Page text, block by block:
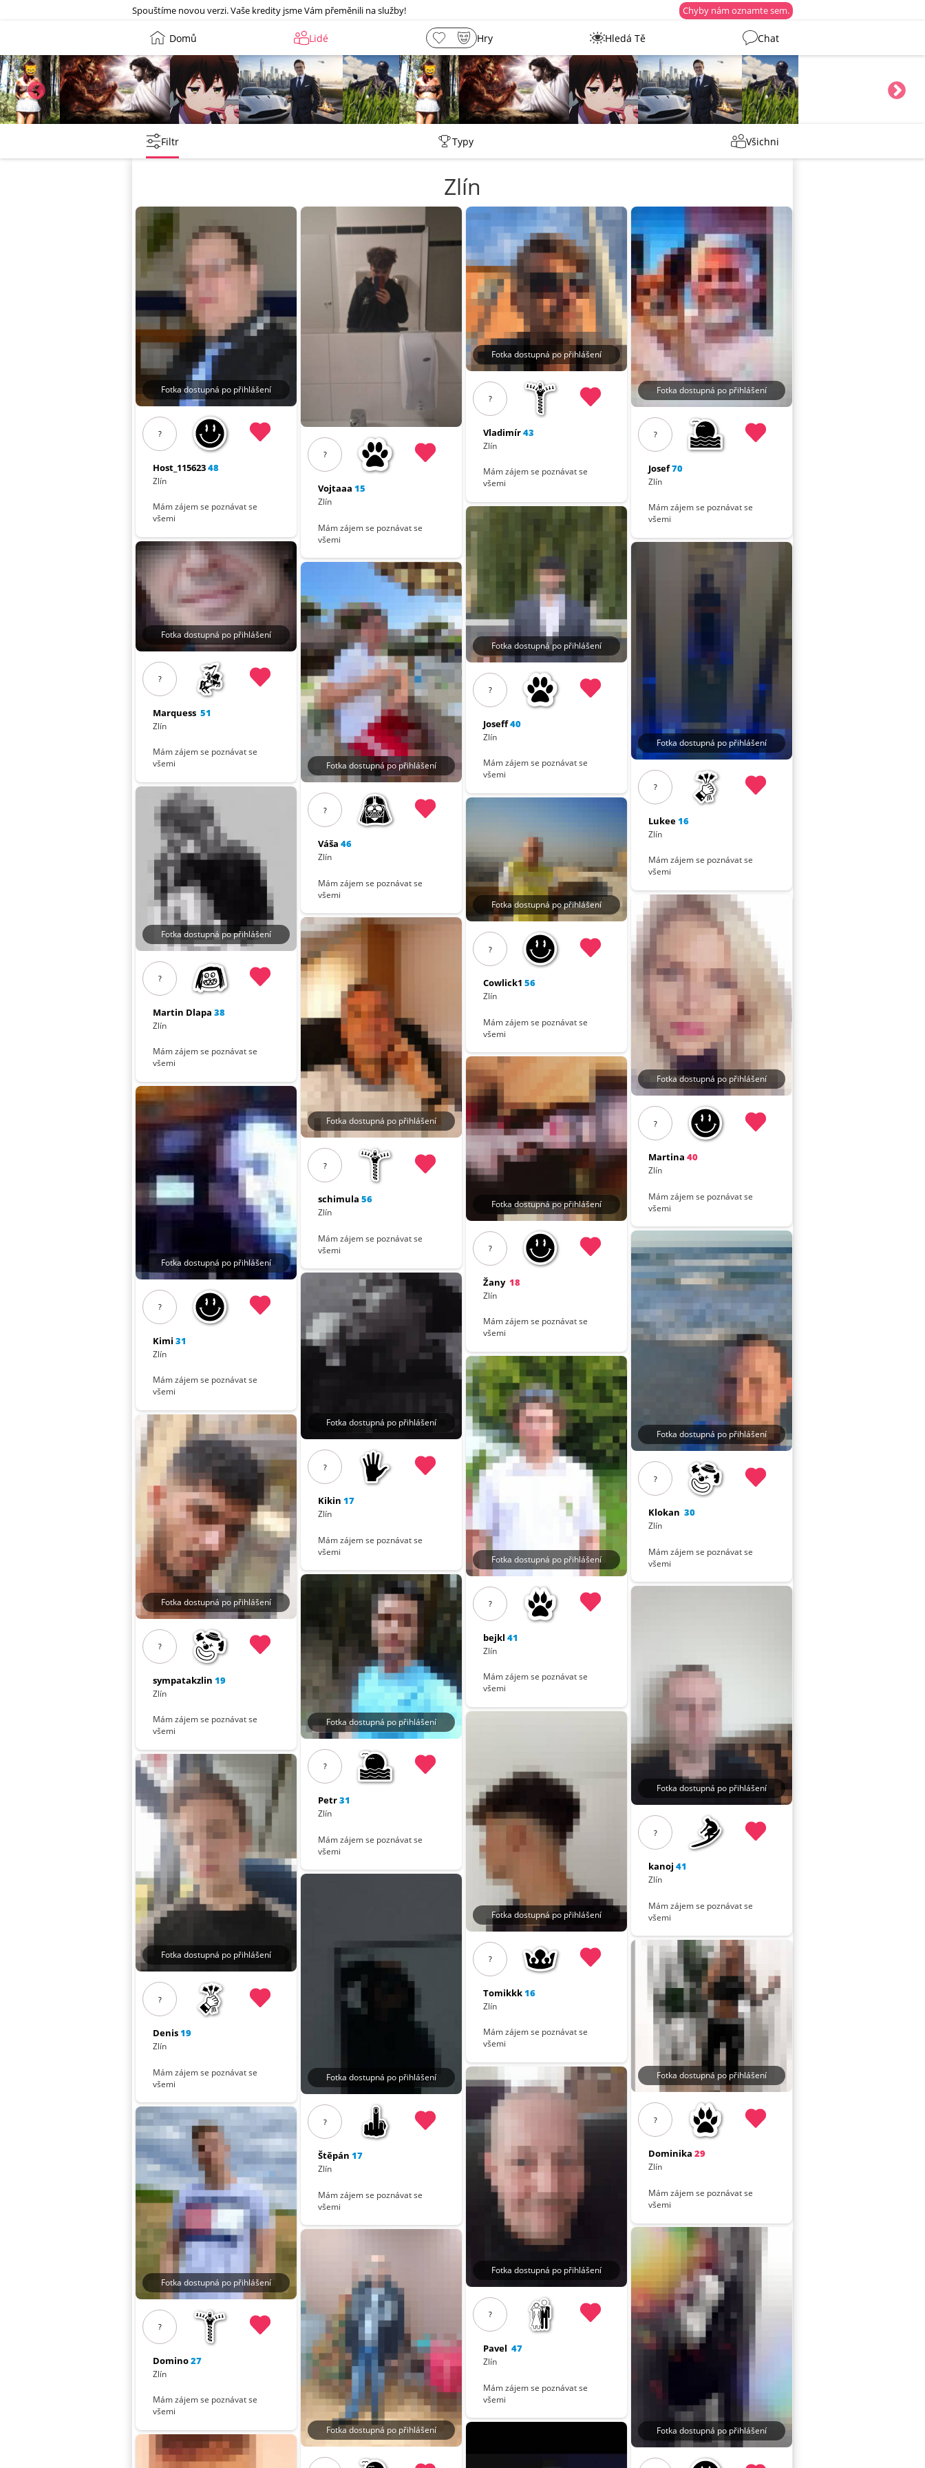
Spouštíme novou verzi. Vaše kredity jsme Vám přeměnili na služby! Chyby nám oznamte sem.
Domů Lidé Hry Hledá Tě Chat
Filtr Typy Všichni
Zlín
Fotka dostupná po přihlášení
?
Host_11562348
Zlín
Mám zájem se poznávat se
všemi
Fotka dostupná po přihlášení
?
Marquess 51
Zlín
Mám zájem se poznávat se
všemi
Fotka dostupná po přihlášení
?
Martin Dlapa 38
Zlín
Mám zájem se poznávat se
všemi
Fotka dostupná po přihlášení
?
Kimi 31
Zlín
Mám zájem se poznávat se
všemi
Fotka dostupná po přihlášení
?
sympatakzlin 19
Zlín
Mám zájem se poznávat se
všemi
Fotka dostupná po přihlášení
?
Denis19
Zlín
Mám zájem se poznávat se
všemi
Fotka dostupná po přihlášení
?
Domino27
Zlín
Mám zájem se poznávat se
všemi
?
Vojtaaa 15
Zlín
Mám zájem se poznávat se
všemi
Fotka dostupná po přihlášení
?
Váša 46
Zlín
Mám zájem se poznávat se
všemi
Fotka dostupná po přihlášení
?
schimula 56
Zlín
Mám zájem se poznávat se
všemi
Fotka dostupná po přihlášení
?
Kikin 17
Zlín
Mám zájem se poznávat se
všemi
Fotka dostupná po přihlášení
?
Petr31
Zlín
Mám zájem se poznávat se
všemi
Fotka dostupná po přihlášení
?
Štěpán 17
Zlín
Mám zájem se poznávat se
všemi
Fotka dostupná po přihlášení
Fotka dostupná po přihlášení
?
Vladimír43
Zlín
Mám zájem se poznávat se
všemi
Fotka dostupná po přihlášení
?
Joseff40
Zlín
Mám zájem se poznávat se
všemi
Fotka dostupná po přihlášení
?
Cowlick1 56
Zlín
Mám zájem se poznávat se
všemi
Fotka dostupná po přihlášení
?
Žany 18
Zlín
Mám zájem se poznávat se
všemi
Fotka dostupná po přihlášení
?
bejkl 41
Zlín
Mám zájem se poznávat se
všemi
Fotka dostupná po přihlášení
?
Tomikkk16
Zlín
Mám zájem se poznávat se
všemi
Fotka dostupná po přihlášení
?
Pavel 47
Zlín
Mám zájem se poznávat se
všemi
Fotka dostupná po přihlášení
?
Josef70
Zlín
Mám zájem se poznávat se
všemi
Fotka dostupná po přihlášení
?
Lukee16
Zlín
Mám zájem se poznávat se
všemi
Fotka dostupná po přihlášení
?
Martina 40
Zlín
Mám zájem se poznávat se
všemi
Fotka dostupná po přihlášení
?
Klokan 30
Zlín
Mám zájem se poznávat se
všemi
Fotka dostupná po přihlášení
?
kanoj 41
Zlín
Mám zájem se poznávat se
všemi
Fotka dostupná po přihlášení
?
Dominika 29
Zlín
Mám zájem se poznávat se
všemi
Fotka dostupná po přihlášení